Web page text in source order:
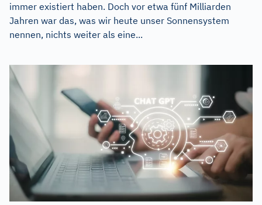
immer existiert haben. Doch vor etwa fünf Milliarden
Jahren war das, was wir heute unser Sonnensystem
nennen, nichts weiter als eine...